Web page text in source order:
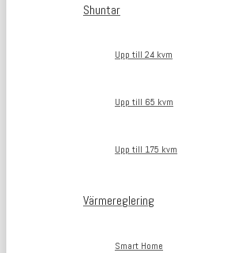
Shuntar
Upp till 24 kvm
Upp till 65 kvm
Upp till 175 kvm
Värmereglering
Smart Home